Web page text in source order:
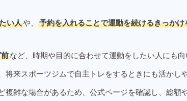
い人や、 予約を入れることで運動を続けるきっか
など、時期や目的に合わせて運動をしたい人にも向
将来スポーツジムで自主トレをするときにも活かし
複雑な場合があるため、公式ページを確認し、総額